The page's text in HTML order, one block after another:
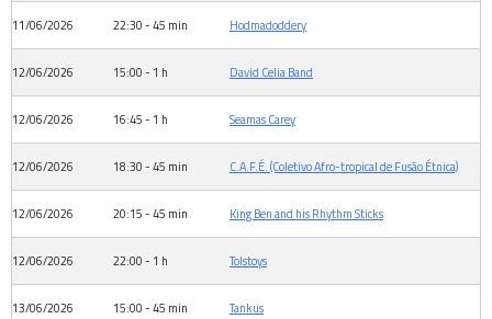
11/06/2026 22:30 - 45 min Hodmadoddery
12/06/2026 15:00 - 1 h David Celia Band
12/06/2026 16:45 - 1 h Seamas Carey
12/06/2026 18:30 - 45 min C.A.F.É. (Coletivo Afro-tropical de Fusão Étnica)
12/06/2026 20:15 - 45 min King Ben and his Rhythm Sticks
12/06/2026 22:00 - 1 h Tolstoys
13/06/2026 15:00 - 45 min Tankus